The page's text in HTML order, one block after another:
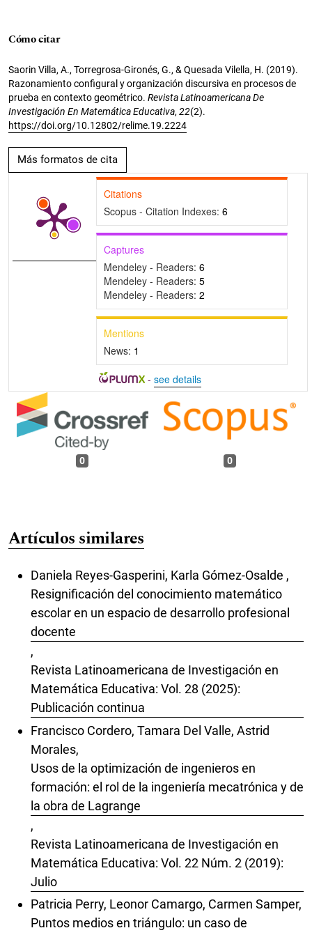
Cómo citar
Saorin Villa, A., Torregrosa-Gironés, G., & Quesada Vilella, H. (2019).
Razonamiento configural y organización discursiva en procesos de
prueba en contexto geométrico. Revista Latinoamericana De
Investigación En Matemática Educativa, 22(2).
https://doi.org/10.12802/relime.19.2224
Más formatos de cita
Citations
Scopus - Citation Indexes: 6
Captures
Mendeley - Readers: 6
Mendeley - Readers: 5
Mendeley - Readers: 2
Mentions
News: 1
- see details
0 0
Artículos similares
Daniela Reyes-Gasperini, Karla Gómez-Osalde ,
Resignificación del conocimiento matemático
escolar en un espacio de desarrollo profesional
docente
,
Revista Latinoamericana de Investigación en
Matemática Educativa: Vol. 28 (2025):
Publicación continua
Francisco Cordero, Tamara Del Valle, Astrid
Morales,
Usos de la optimización de ingenieros en
formación: el rol de la ingeniería mecatrónica y de
la obra de Lagrange
,
Revista Latinoamericana de Investigación en
Matemática Educativa: Vol. 22 Núm. 2 (2019):
Julio
Patricia Perry, Leonor Camargo, Carmen Samper,
Puntos medios en triángulo: un caso de